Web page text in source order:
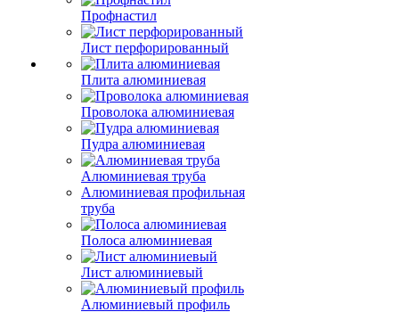
Профнастил
Лист перфорированный
Плита алюминиевая
Проволока алюминиевая
Пудра алюминиевая
Алюминиевая труба
Алюминиевая профильная
труба
Полоса алюминиевая
Лист алюминиевый
Алюминиевый профиль